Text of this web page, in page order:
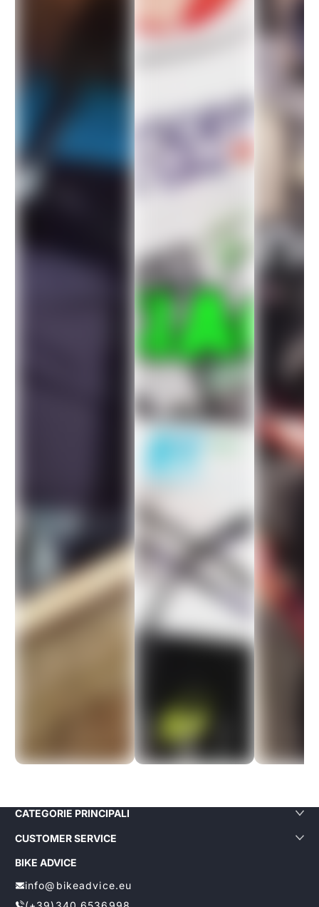
Q
sono di ottima qualità
e la spedizione è
stata veloce. Sono
molto contenta di
aver acquistato da
loro e sicuramente lo
farò di nuovo!
CATEGORIE PRINCIPALI
CUSTOMER SERVICE
BIKE ADVICE
info@bikeadvice.eu